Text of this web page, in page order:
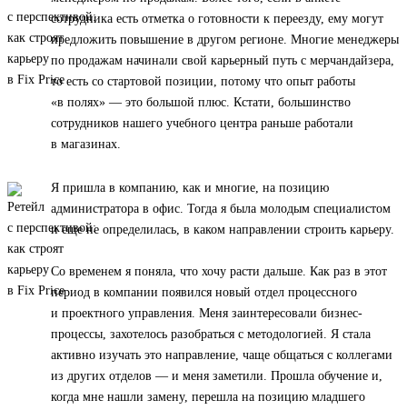
сотрудника есть отметка о готовности к переезду, ему могут
предложить повышение в другом регионе. Многие менеджеры
по продажам начинали свой карьерный путь с мерчандайзера,
то есть со стартовой позиции, потому что опыт работы
«в полях» — это большой плюс. Кстати, большинство
сотрудников нашего учебного центра раньше работали
в магазинах.
Я пришла в компанию, как и многие, на позицию
администратора в офис. Тогда я была молодым специалистом
и еще не определилась, в каком направлении строить карьеру.
Со временем я поняла, что хочу расти дальше. Как раз в этот
период в компании появился новый отдел процессного
и проектного управления. Меня заинтересовали бизнес-
процессы, захотелось разобраться с методологией. Я стала
активно изучать это направление, чаще общаться с коллегами
из других отделов — и меня заметили. Прошла обучение и,
когда мне нашли замену, перешла на позицию младшего